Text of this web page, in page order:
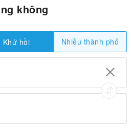
không
Khứ hồi Nhiều thành phố